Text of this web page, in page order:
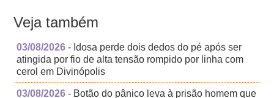
Veja também
03/08/2026 - Idosa perde dois dedos do pé após ser
atingida por fio de alta tensão rompido por linha com
cerol em Divinópolis
03/08/2026 - Botão do pânico leva à prisão homem que